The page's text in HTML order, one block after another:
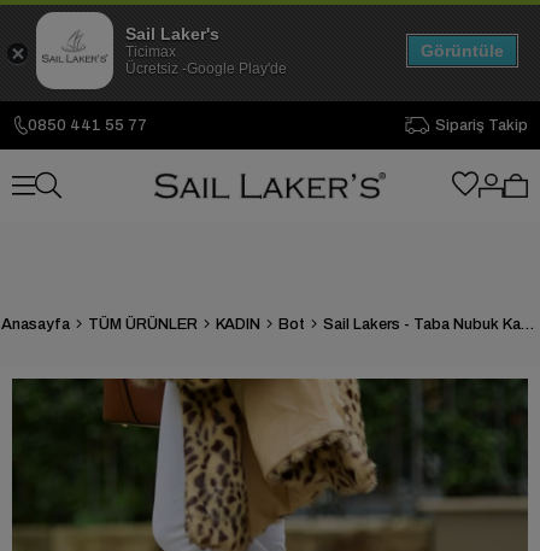
0850 441 55 77 Sipariş Takip
Anasayfa TÜM ÜRÜNLER KADIN Bot Sail Lakers - Taba Nubuk Kadın Bot 105-2598-VENUS
Sail Laker's
Ticimax
Ücretsiz -Google Play'de
Görüntüle